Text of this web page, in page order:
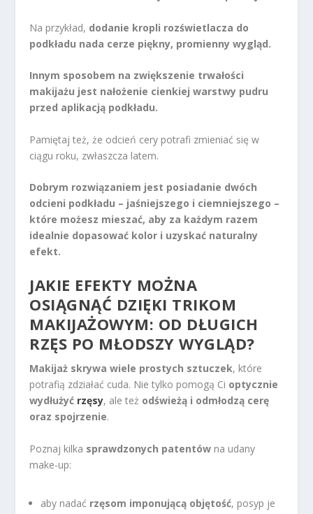
Na przykład, dodanie kropli rozświetlacza do
podkładu nada cerze piękny, promienny wygląd.
Innym sposobem na zwiększenie trwałości
makijażu jest nałożenie cienkiej warstwy pudru
przed aplikacją podkładu.
Pamiętaj też, że odcień cery potrafi zmieniać się w
ciągu roku, zwłaszcza latem.
Dobrym rozwiązaniem jest posiadanie dwóch
odcieni podkładu – jaśniejszego i ciemniejszego –
które możesz mieszać, aby za każdym razem
idealnie dopasować kolor i uzyskać naturalny
efekt.
JAKIE EFEKTY MOŻNA
OSIĄGNĄĆ DZIĘKI TRIKOM
MAKIJAŻOWYM: OD DŁUGICH
RZĘS PO MŁODSZY WYGLĄD?
Makijaż skrywa wiele prostych sztuczek, które
potrafią zdziałać cuda. Nie tylko pomogą Ci optycznie
wydłużyć rzęsy, ale też odświeżą i odmłodzą cerę
oraz spojrzenie.
Poznaj kilka sprawdzonych patentów na udany
make-up:
aby nadać rzęsom imponującą objętość, posyp je